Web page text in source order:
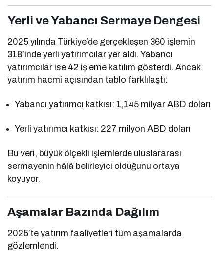
Yerli ve Yabancı Sermaye Dengesi
2025 yılında Türkiye’de gerçekleşen 360 işlemin
318’inde yerli yatırımcılar yer aldı. Yabancı
yatırımcılar ise 42 işleme katılım gösterdi. Ancak
yatırım hacmi açısından tablo farklılaştı:
Yabancı yatırımcı katkısı: 1,145 milyar ABD doları
Yerli yatırımcı katkısı: 227 milyon ABD doları
Bu veri, büyük ölçekli işlemlerde uluslararası
sermayenin hâlâ belirleyici olduğunu ortaya
koyuyor.
Aşamalar Bazında Dağılım
2025’te yatırım faaliyetleri tüm aşamalarda
gözlemlendi.